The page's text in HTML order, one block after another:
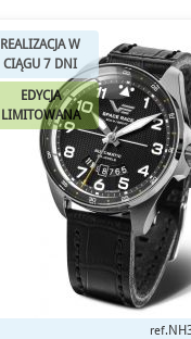
REALIZACJA W
CIĄGU 7 DNI
EDYCJA
LIMITOWANA
ref.